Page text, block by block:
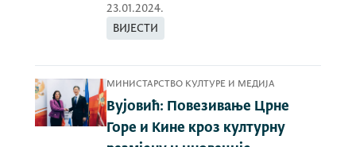
23.01.2024.
ВИЈЕСТИ
МИНИСТАРСТВО КУЛТУРЕ И МЕДИЈА
Вујовић: Повезивање Црне
Горе и Кине кроз културну